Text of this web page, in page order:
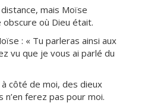
mais Moïse
obscure où Dieu était.
: « Tu parleras ainsi aux
vu que je vous ai parlé du
côté de moi, des dieux
n’en ferez pas pour moi.